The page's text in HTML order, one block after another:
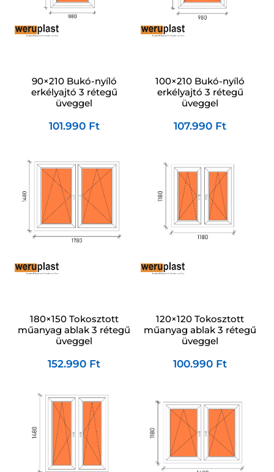
90×210 Bukó-nyíló
erkélyajtó 3 rétegű
üveggel
101.990 Ft
100×210 Bukó-nyíló
erkélyajtó 3 rétegű
üveggel
107.990 Ft
180×150 Tokosztott
műanyag ablak 3 rétegű
üveggel
152.990 Ft
120×120 Tokosztott
műanyag ablak 3 rétegű
üveggel
100.990 Ft